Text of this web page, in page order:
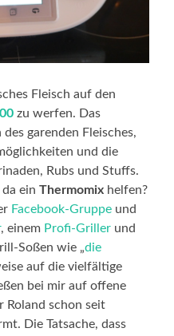
Fleisch auf den
zu werfen. Das
garenden Fleisches,
und die
Rubs und Stuffs.
da einThermomix helfen?
Facebook-Gruppe und
, einem Profi-Griller und
Soßen wie „die
auf die vielfältige
bei mir auf offene
Roland schon seit
Die Tatsache, dass